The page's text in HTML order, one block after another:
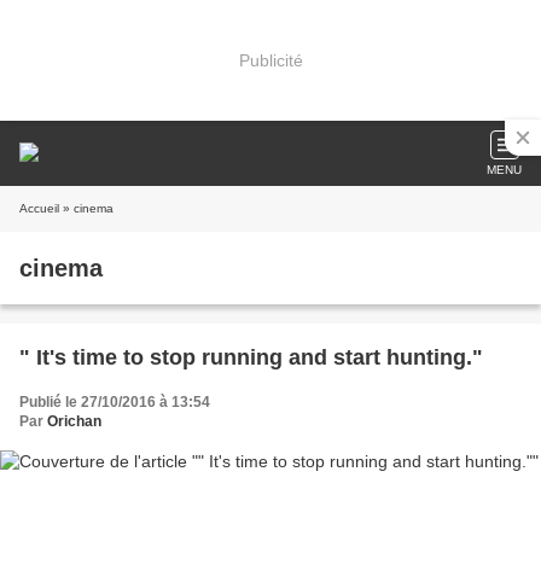
Publicité
MENU
Accueil » cinema
cinema
" It's time to stop running and start hunting."
Publié le 27/10/2016 à 13:54
Par Orichan